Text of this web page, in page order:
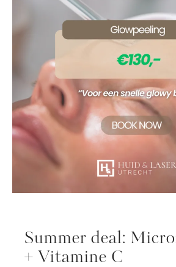
Summer deal:
+ Vitamine C